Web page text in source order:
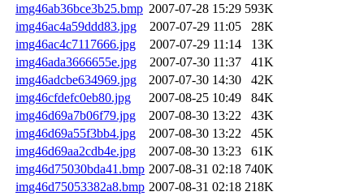
img46ab36bce3b25.bmp 2007-07-28 15:29 593K
img46ac4a59ddd83.jpg
2007-07-29 11:05
28K
img46ac4c7117666.jpg
2007-07-29 11:14
13K
img46ada3666655e.jpg
2007-07-30 11:37
41K
img46adcbe634969.jpg
2007-07-30 14:30
42K
img46cfdefc0eb80.jpg
2007-08-25 10:49
84K
img46d69a7b06f79.jpg
2007-08-30 13:22
43K
img46d69a55f3bb4.jpg
2007-08-30 13:22
45K
img46d69aa2cdb4e.jpg
2007-08-30 13:23
61K
img46d75030bda41.bmp 2007-08-31 02:18 740K
img46d75053382a8.bmp 2007-08-31 02:18 218K